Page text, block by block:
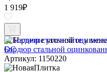
1 919₽
Наличие уточняйте у
Бордюр стальной
Артикул: 1150220